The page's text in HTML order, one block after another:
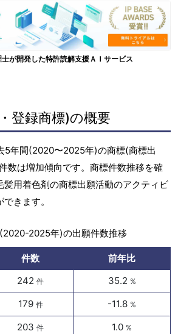
士が開発した特許読解支援ＡＩサービス
登録商標)の概要
5年間(2020〜2025年)の商標(商標出
数は増加傾向です。商標件数推移を確
髪用着色剤の商標出願活動のアクティビ
きます。
2025年)の出願件数推移
件数
前年比
242 件 35.2 %
179 件 -11.8 %
203 件 1.0 %